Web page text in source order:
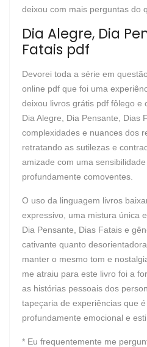
deixou com mais perguntas do
Dia Alegre, Dia
Fatais pdf
Devorei toda a série em
online pdf que foi uma
deixou livros grátis pdf fôlego e
Dia Alegre, Dia Pensante, Dias
complexidades e nuances dos
retratando as sutilezas e
amizade com uma
profundamente comoventes.
O uso da linguagem livros
expressivo, uma mistura única
Dia Pensante, Dias Fatais e
cativante quanto
manter o mesmo tom e
me atraiu para este livro foi a
as histórias pessoais dos
tapeçaria de experiências que
profundamente emocional e
* Eu frequentemente me